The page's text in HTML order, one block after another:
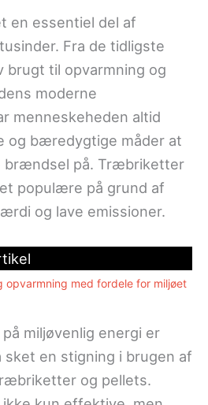
en essentiel del af
Fra de tidligste
til opvarmning og
moderne
menneskeheden altid
og bæredygtige måder at
brændsel på. Træbriketter
populære på grund af
og lave emissioner.
med fordele for miljøet
miljøvenlig energi er
en stigning i brugen af
og pellets.